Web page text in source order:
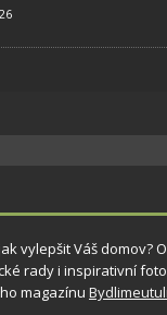
vylepšit Váš domov?
rady i inspirativní
magazínu